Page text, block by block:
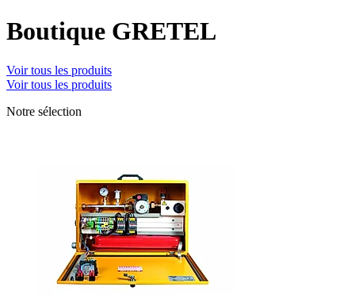
Boutique GRETEL
Voir tous les produits
Voir tous les produits
Notre sélection